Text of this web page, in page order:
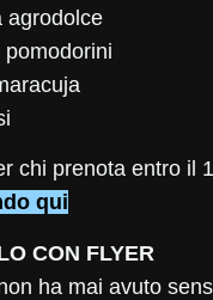
agrodolce
chi prenota entro il
qui
CON FLYER
ha mai avuto